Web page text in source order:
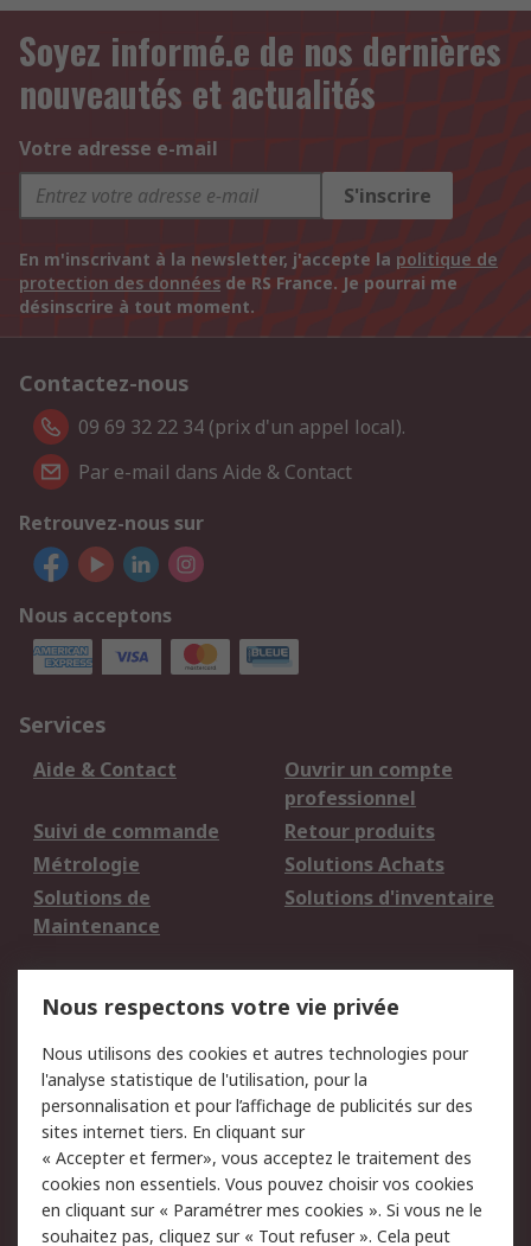
Soyez informé.e de nos dernières
nouveautés et actualités
Votre adresse e-mail
S'inscrire
En m'inscrivant à la newsletter, j'accepte la politique de
protection des données de RS France. Je pourrai me
désinscrire à tout moment.
Contactez-nous
09 69 32 22 34 (prix d'un appel local).
Par e-mail dans Aide & Contact
Retrouvez-nous sur
Nous acceptons
Services
Aide & Contact
Ouvrir un compte
professionnel
Suivi de commande
Retour produits
Métrologie
Solutions Achats
Solutions de
Maintenance
Solutions d'inventaire
du site
Politique de protection
des données - Mise à
jour
Sécurité des E-mails
Conditions générales
de vente
Politique anti-
corruption
Nous respectons votre vie privée
Nous utilisons des cookies et autres technologies pour
l'analyse statistique de l'utilisation, pour la
personnalisation et pour l’affichage de publicités sur des
sites internet tiers. En cliquant sur
« Accepter et fermer», vous acceptez le traitement des
cookies non essentiels. Vous pouvez choisir vos cookies
en cliquant sur « Paramétrer mes cookies ». Si vous ne le
souhaitez pas, cliquez sur « Tout refuser ». Cela peut